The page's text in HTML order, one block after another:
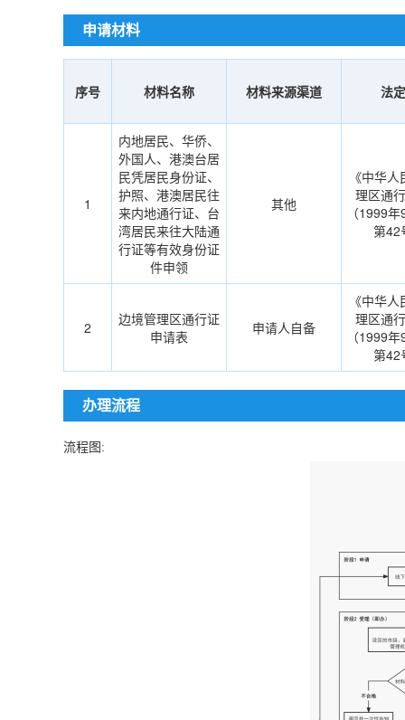
申请材料
序号 材料名称 材料来源渠道 法
1
内地居民、华侨、
外国人、港澳台居
民凭居民身份证、
护照、港澳居民往
来内地通行证、台
湾居民来往大陆通
行证等有效身份证
件申领
其他
《中华
理区通
（1999
第42
2
边境管理区通行证
申请表
申请人自备
《中华
理区通
（1999
第42
办理流程
流程图: